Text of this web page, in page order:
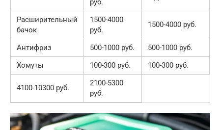
руб.
Расширительный
бачок
1500-4000
руб.
1500-4000 руб.
Антифриз 500-1000 руб.
500-1000 руб.
Хомуты
100-300 руб. 100-300 руб.
4100-10300 руб.
2100-5300
руб.